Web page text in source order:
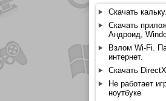
Скачать
Скачать
Андроид,
Взлом Wi-Fi.
интернет.
Скачать
Не работает
ноутбуке